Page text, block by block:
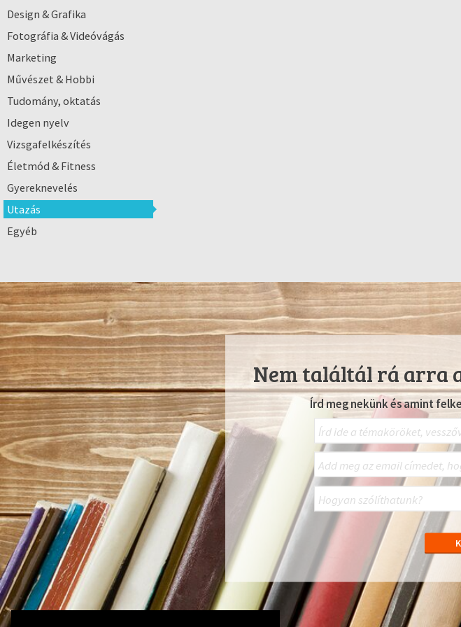
Design & Grafika
Fotográfia & Videóvágás
Marketing
Művészet & Hobbi
Tudomány, oktatás
Idegen nyelv
Vizsgafelkészítés
Életmód & Fitness
Gyereknevelés
Utazás
Egyéb
Nem találtál rá arra
Írd meg nekünk és amint